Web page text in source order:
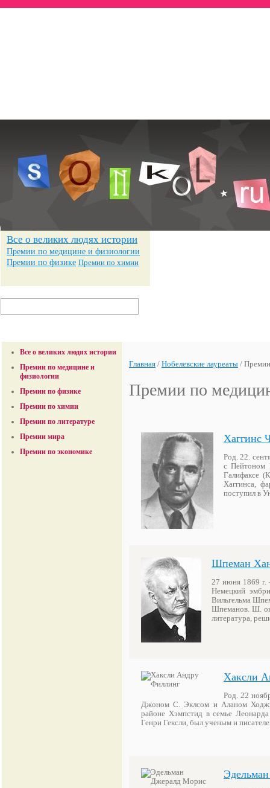
Все о великих людях истории
Премии по медицине и физиологии
Премии по физике Премии по химии
Все о великих людях истории
Премии по медицине и
физиологии
Премии по физике
Премии по химии
Премии по литературе
Премии мира
Премии по экономике
Главная / Нобелевские лауреаты /
Премии по
Хаггинс
Род. 22.
с Пейтоном
Галифаксе
Хаггинса,
поступил в
Шпеман
27 июня 1869 г.
Немецкий
Вильгельма
Шпеманов. Ш.
литература,
Хаксли
Род. 22
Джоном С. Эклсом и Аланом
районе Хэмпстид в семье
Генри Гексли, был ученым и